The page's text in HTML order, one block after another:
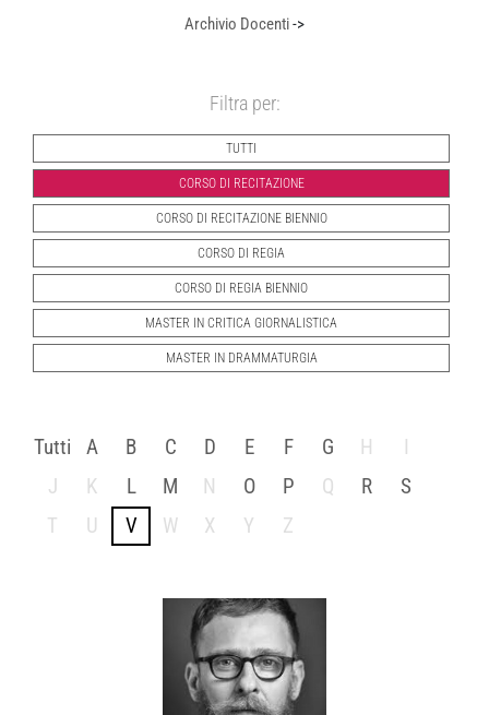
Archivio Docenti
Filtra per:
TUTTI
CORSO DI RECITAZIONE
CORSO DI RECITAZIONE BIENNIO
CORSO DI REGIA
CORSO DI REGIA BIENNIO
MASTER IN CRITICA GIORNALISTICA
MASTER IN DRAMMATURGIA
Tutti A B C D E F G H
I
J
K L M N O P Q R
S
T
U V W X Y Z